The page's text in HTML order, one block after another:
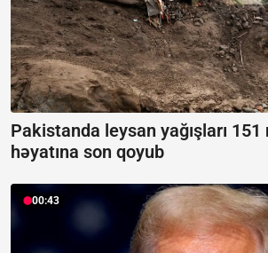
Pakistanda leysan yağışları 151
həyatına son qoyub
00:43